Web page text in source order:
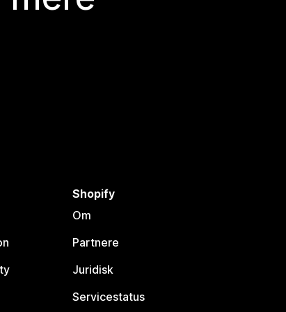
Shopify
Om
Partnere
Juridisk
Servicestatus